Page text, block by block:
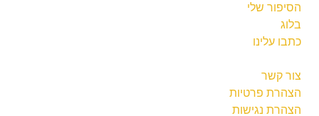
הסיפור שלי
בלוג
כתבו עלינו
צור קשר
הצהרת פרטיות
הצהרת נגישות